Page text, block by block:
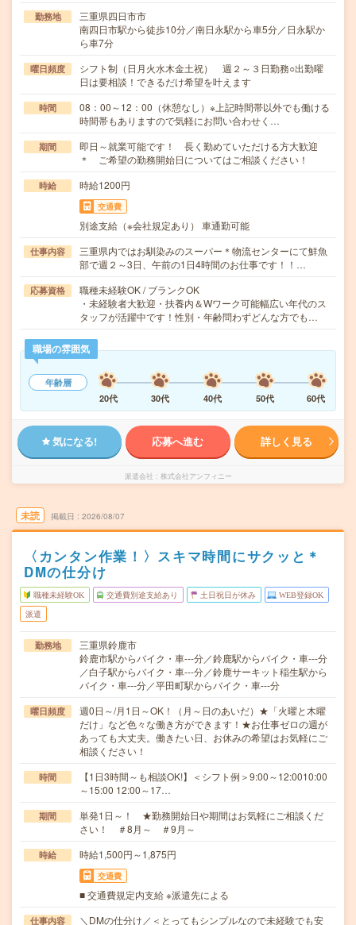
勤務地
三重県四日市市
南四日市駅から徒歩10分／南日永駅から車5分／日永駅か
ら車7分
曜日頻度
シフト制（日月火水木金土祝） 週２～３日勤務○出勤曜
日は要相談！できるだけ希望を叶えます
時間
08：00～12：00（休憩なし）※上記時間帯以外でも働ける
時間帯もありますので気軽にお問い合わせく…
期間
即日～就業可能です！ 長く勤めていただける方大歓迎
＊ ご希望の勤務開始日についてはご相談ください！
時給 時給1200円
交通費
別途支給（※会社規定あり） 車通勤可能
仕事内容
三重県内ではお馴染みのスーパー＊物流センターにて鮮魚
部で週２～3日、午前の1日4時間のお仕事です！！…
応募資格
職種未経験OK / ブランクOK
・未経験者大歓迎・扶養内＆Wワーク可能幅広い年代のス
タッフが活躍中です！性別・年齢問わずどんな方でも…
職場の雰囲気
年齢層
20代
30代 40代 50代 60代
気になる! 応募へ進む 詳しく見る
派遣会社 株式会社アンフィニー
未読 掲載日 2026/08/07
〈カンタン作業！〉スキマ時間にサクッと＊
DMの仕分け
職種未経験OK 交通費別途支給あり 土日祝日が休み WEB登録OK
派遣
勤務地
三重県鈴鹿市
鈴鹿市駅からバイク・車---分／鈴鹿駅からバイク・車---分
／白子駅からバイク・車---分／鈴鹿サーキット稲生駅から
バイク・車---分／平田町駅からバイク・車---分
曜日頻度
週0日～/月1日～OK！（月～日のあいだ）★「火曜と木曜
だけ」など色々な働き方ができます！★お仕事ゼロの週が
あっても大丈夫。働きたい日、お休みの希望はお気軽にご
相談ください！
時間
【1日3時間～も相談OK!】＜シフト例＞9:00～12:0010:00
～15:00 12:00～17…
期間
単発1日～！ ★勤務開始日や期間はお気軽にご相談くだ
さい！ ＃8月～ ＃9月～
時給 時給1,500円～1,875円
交通費
■ 交通費規定内支給 ※派遣先による
仕事内容
＼DMの仕分け／＜とってもシンプルなので未経験でも安